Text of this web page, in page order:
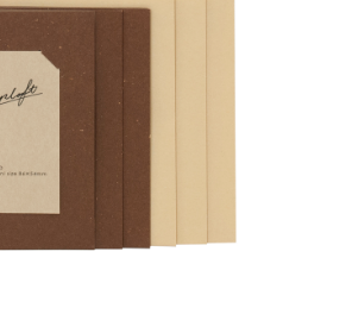
ラフト】
メッセージを添えて写真を送り